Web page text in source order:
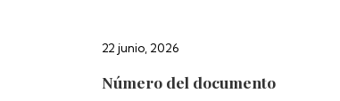
22 junio, 2026
Número del documento